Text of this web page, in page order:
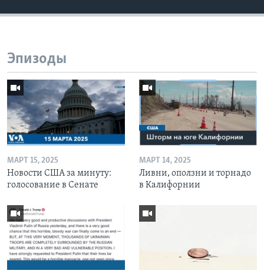
Эпизоды
МАРТ 15, 2025
Новости США за минуту:
голосование в Сенате
МАРТ 14, 2025
Ливни, оползни и торнадо
в Калифорнии